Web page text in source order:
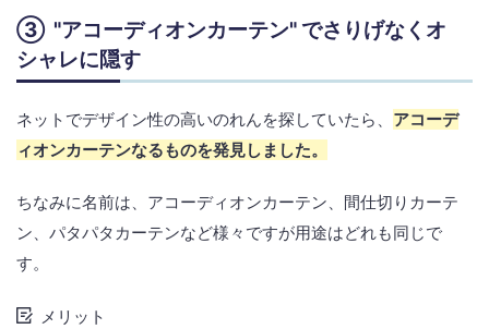
③ "アコーディオンカーテン" でさりげなくオ
シャレに隠す
ネットでデザイン性の高いのれんを探していたら、 アコーデ
ィオンカーテンなるものを発見しました。
ちなみに名前は、アコーディオンカーテン、間仕切りカーテ
ン、パタパタカーテンなど様々ですが用途はどれも同じで
す。
メリット